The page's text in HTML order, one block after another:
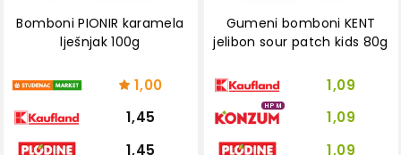
Bomboni PIONIR karamela
lješnjak 100g
1,00
1,45
1,45
Gumeni bomboni KENT
jelibon sour patch kids 80g
1,09
HPM
1,09
1,09